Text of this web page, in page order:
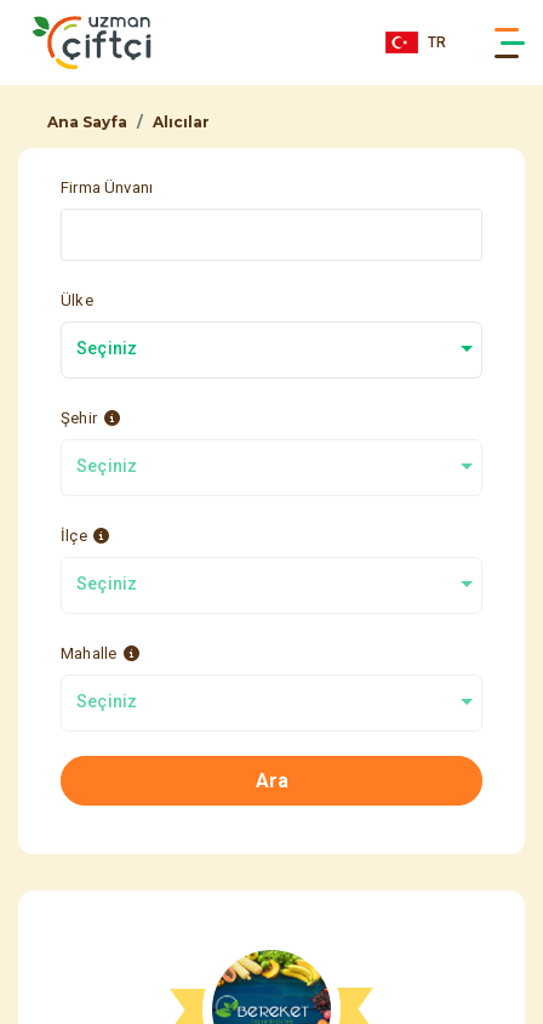
TR
Ana Sayfa Alıcılar
Firma Ünvanı
Ülke
Seçiniz
Şehir
Seçiniz
İlçe
Seçiniz
Mahalle
Seçiniz